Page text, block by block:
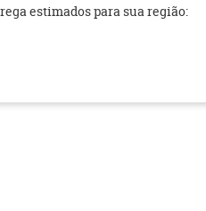
estimados para sua região: